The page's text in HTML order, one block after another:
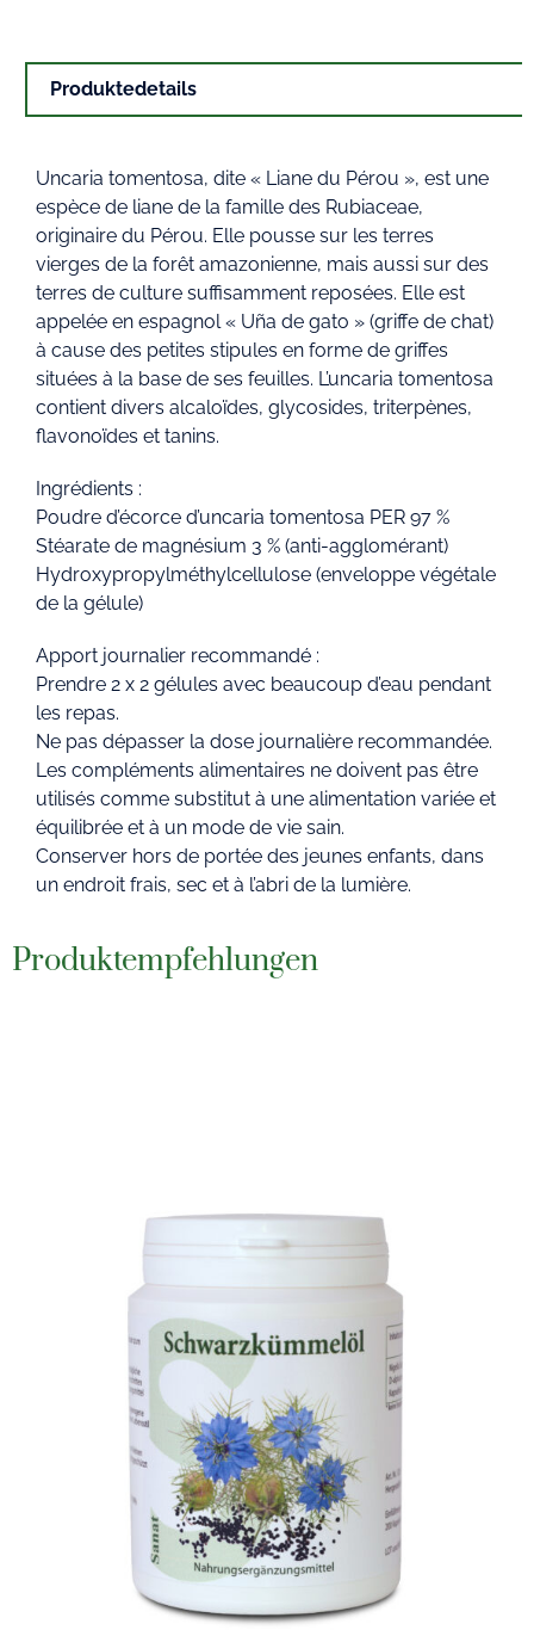
Produktedetails
Uncaria tomentosa, dite « Liane du Pérou », est une
espèce de liane de la famille des Rubiaceae,
originaire du Pérou. Elle pousse sur les terres
vierges de la forêt amazonienne, mais aussi sur des
terres de culture suffisamment reposées. Elle est
appelée en espagnol « Uña de gato » (griffe de chat)
à cause des petites stipules en forme de griffes
situées à la base de ses feuilles. L’uncaria tomentosa
contient divers alcaloïdes, glycosides, triterpènes,
flavonoïdes et tanins.
Ingrédients :
Poudre d’écorce d’uncaria tomentosa PER 97 %
Stéarate de magnésium 3 % (anti-agglomérant)
Hydroxypropylméthylcellulose (enveloppe végétale
de la gélule)
Apport journalier recommandé :
Prendre 2 x 2 gélules avec beaucoup d’eau pendant
les repas.
Ne pas dépasser la dose journalière recommandée.
Les compléments alimentaires ne doivent pas être
utilisés comme substitut à une alimentation variée et
équilibrée et à un mode de vie sain.
Conserver hors de portée des jeunes enfants, dans
un endroit frais, sec et à l’abri de la lumière.
Produktempfehlungen